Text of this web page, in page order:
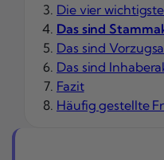
Die vier
Das sind
Das sind
Das sind
Fazit
Häufig gestellte